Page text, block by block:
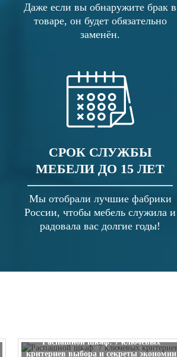
Даже если вы обнаружите брак в
товаре, он будет обязательно
заменён.
СРОК СЛУЖБЫ
МЕБЕЛИ ДО 15 ЛЕТ
Мы отобрали лучшие фабрики
России, чтобы мебель служила и
радовала вас долгие годы!
Распашной шкаф: 7 ключевых
критериев выбора и секреты экономии